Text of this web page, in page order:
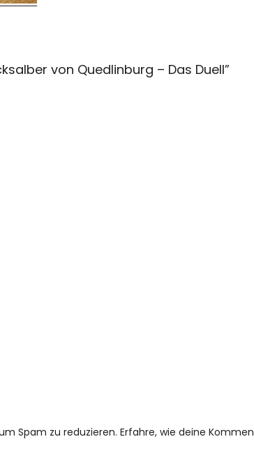
von Quedlinburg – Das Duell”
Spam zu reduzieren. Erfahre, wie deine